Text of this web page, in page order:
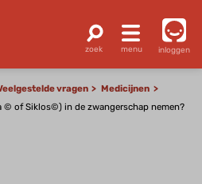
inloggen
vragen
Medicijnen
© of Siklos©) in de zwangerschap nemen?